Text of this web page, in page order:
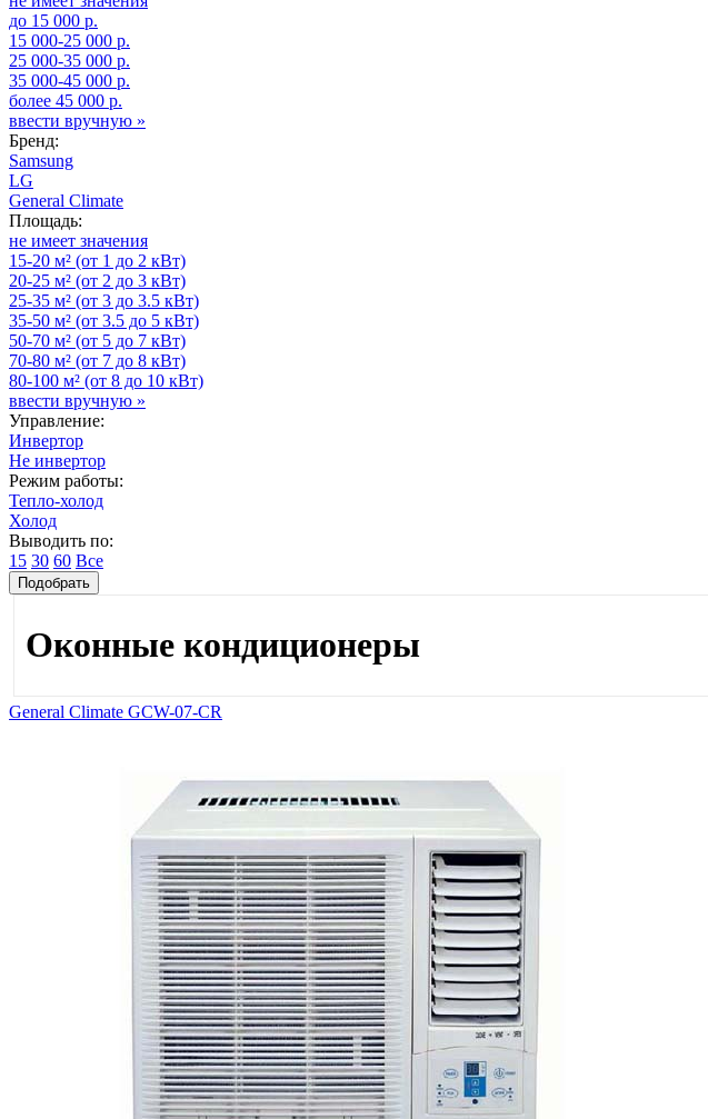
до 15 000 р.
15 000-25 000 р.
25 000-35 000 р.
35 000-45 000 р.
более 45 000 р.
ввести вручную »
Бренд:
Samsung
LG
General Climate
Площадь:
не имеет значения
15-20 м² (от 1 до 2 кВт)
20-25 м² (от 2 до 3 кВт)
25-35 м² (от 3 до 3.5 кВт)
35-50 м² (от 3.5 до 5 кВт)
50-70 м² (от 5 до 7 кВт)
70-80 м² (от 7 до 8 кВт)
80-100 м² (от 8 до 10 кВт)
ввести вручную »
Управление:
Инвертор
Не инвертор
Режим работы:
Тепло-холод
Холод
Выводить по:
15 30 60 Все
Оконные кондиционеры
General Climate GCW-07-CR